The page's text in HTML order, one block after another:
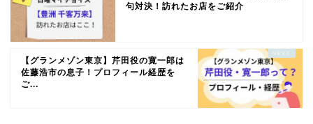
句対決！訪れたお店をご紹介
【グランメゾン東京】芹田役の寛一郎は
佐藤浩市の息子！プロフィール経歴を
ご...